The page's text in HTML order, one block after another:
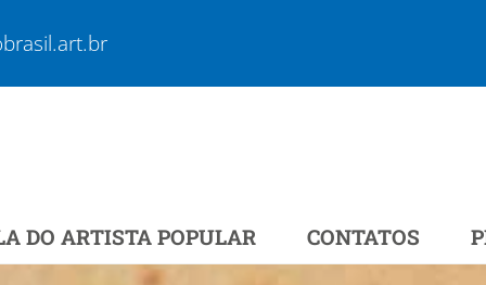
DO ARTISTA POPULAR CONTATOS